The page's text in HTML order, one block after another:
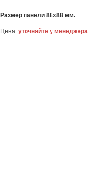
Размер панели 88x88 мм.
Цена:уточняйте у менеджера